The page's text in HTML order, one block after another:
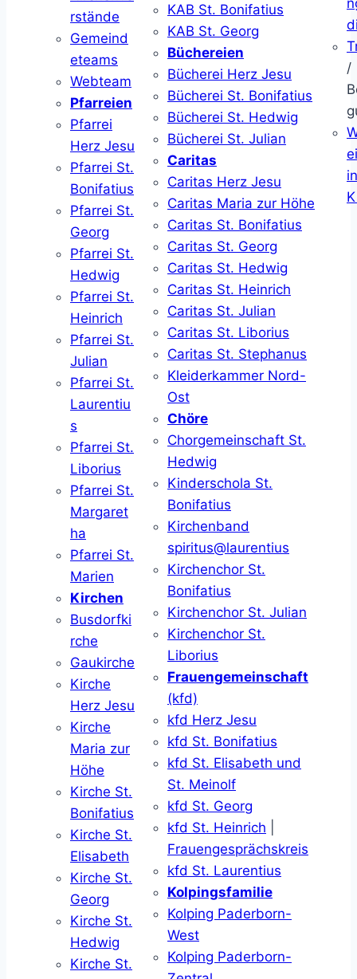
rstände
Gemeind
eteams
Webteam
Pfarreien
Pfarrei
Herz Jesu
Pfarrei St.
Bonifatius
Pfarrei St.
Georg
Pfarrei St.
Hedwig
Pfarrei St.
Heinrich
Pfarrei St.
Julian
Pfarrei St.
Laurentiu
s
Pfarrei St.
Liborius
Pfarrei St.
Margaret
ha
Pfarrei St.
Marien
Kirchen
Busdorfki
rche
Gaukirche
Kirche
Herz Jesu
Kirche
Maria zur
Höhe
Kirche St.
Bonifatius
Kirche St.
Elisabeth
Kirche St.
Georg
Kirche St.
Hedwig
Kirche St.
KAB St. Bonifatius
KAB St. Georg
Büchereien
Bücherei Herz Jesu
Bücherei St. Bonifatius
Bücherei St. Hedwig
Bücherei St. Julian
Caritas
Caritas Herz Jesu
Caritas Maria zur Höhe
Caritas St. Bonifatius
Caritas St. Georg
Caritas St. Hedwig
Caritas St. Heinrich
Caritas St. Julian
Caritas St. Liborius
Caritas St. Stephanus
Kleiderkammer Nord-
Ost
Chöre
Chorgemeinschaft St.
Hedwig
Kinderschola St.
Bonifatius
Kirchenband
spiritus@laurentius
Kirchenchor St.
Bonifatius
Kirchenchor St. Julian
Kirchenchor St.
Liborius
Frauengemeinschaft
(kfd)
kfd Herz Jesu
kfd St. Bonifatius
kfd St. Elisabeth und
St. Meinolf
kfd St. Georg
kfd St. Heinrich
Frauengesprächskreis
kfd St. Laurentius
Kolpingsfamilie
Kolping Paderborn-
West
Kolping Paderborn-
/